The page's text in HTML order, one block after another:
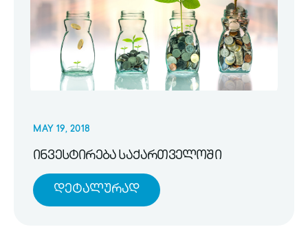
MAY 19, 2018
ინვესტირება საქართველოში
Დეტალურად